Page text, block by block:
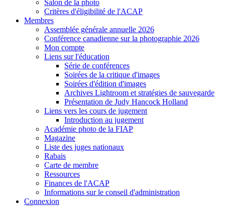
Salon de la photo
Critères d'éligibilité de l'ACAP
Membres
Assemblée générale annuelle 2026
Conférence canadienne sur la photographie 2026
Mon compte
Liens sur l'éducation
Série de conférences
Soirées de la critique d'images
Soirées d'édition d'images
Archives Lightroom et stratégies de sauvegarde
Présentation de Judy Hancock Holland
Liens vers les cours de jugement
Introduction au jugement
Académie photo de la FIAP
Magazine
Liste des juges nationaux
Rabais
Carte de membre
Ressources
Finances de l'ACAP
Informations sur le conseil d'administration
Connexion